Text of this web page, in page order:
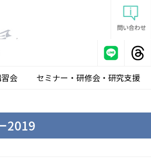
会 セミナー・研修会・研究支援
2019